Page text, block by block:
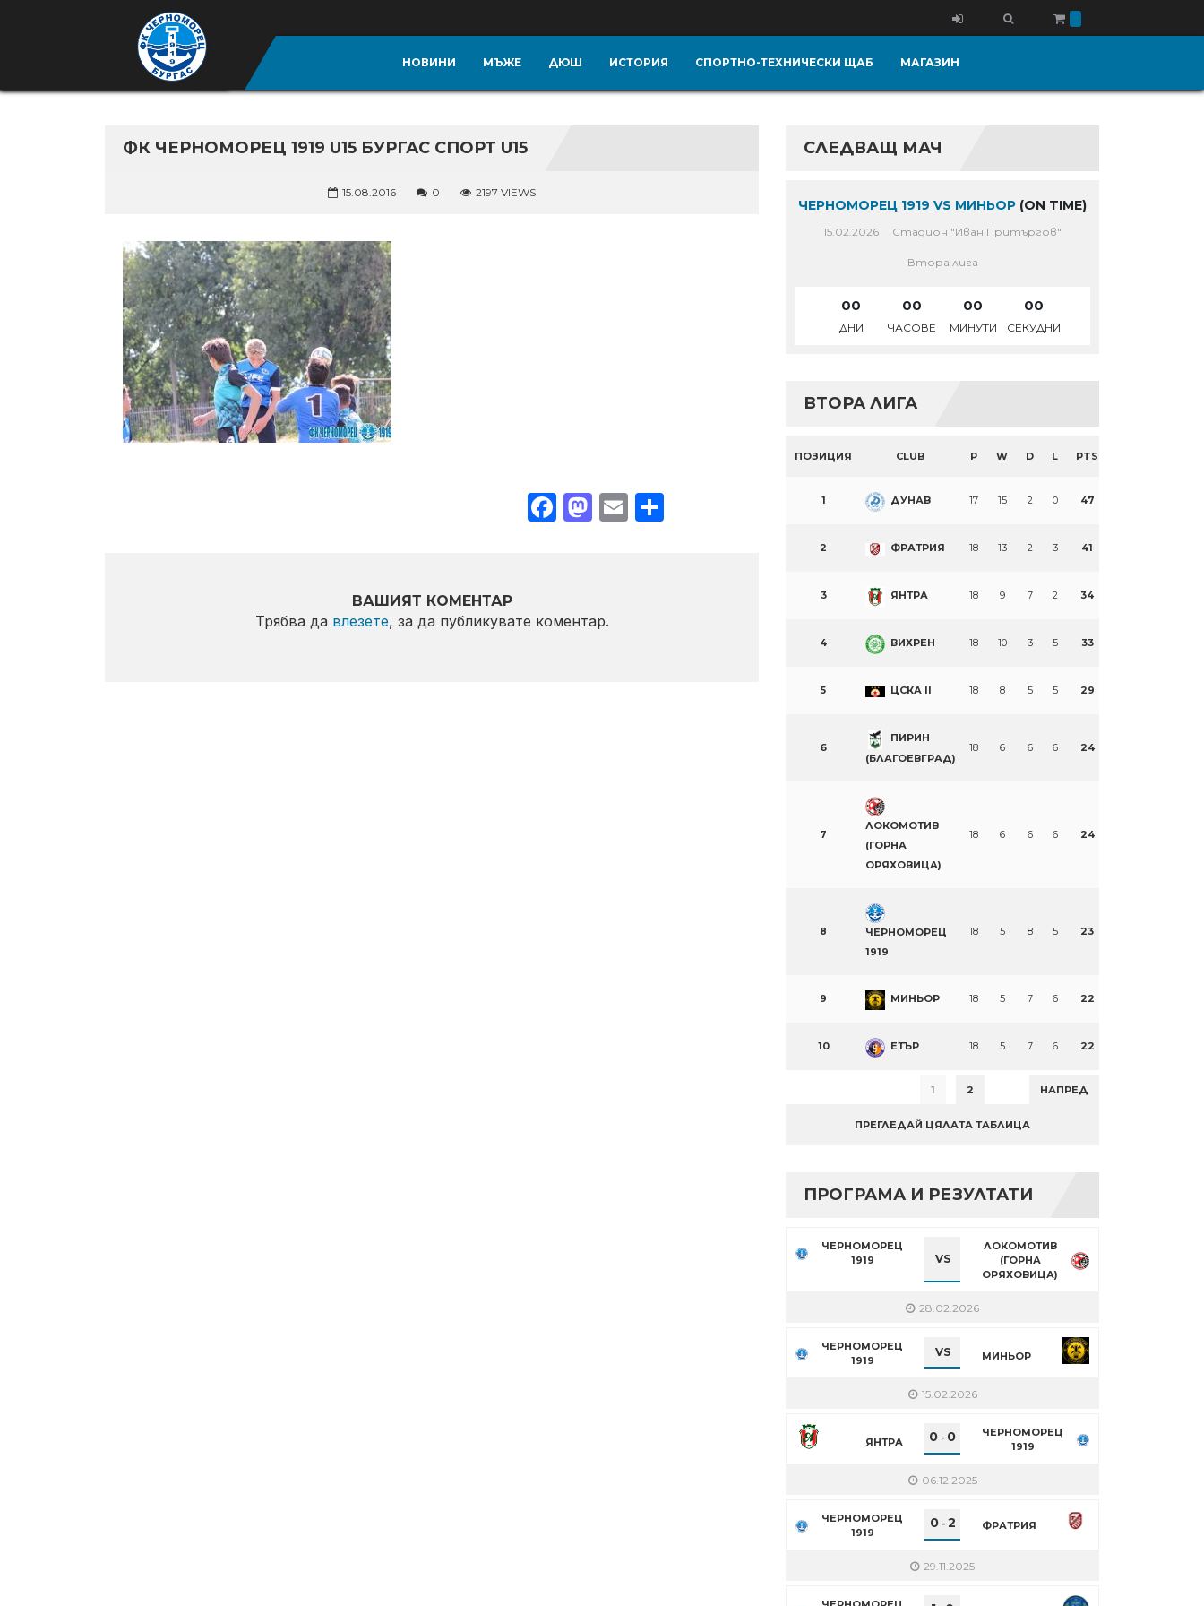
НОВИНИ МЪЖЕ ДЮШ ИСТОРИЯ СПОРТНО-ТЕХНИЧЕСКИ ЩАБ МАГАЗИН
ФК ЧЕРНОМОРЕЦ 1919 U15 БУРГАС СПОРТ U15
15.08.2016 0 2197 VIEWS
Facebook
Mastodon
EmailShare
ВАШИЯТ КОМЕНТАР
Трябва да влезете, за да публикувате коментар.
СЛЕДВАЩ МАЧ
ЧЕРНОМОРЕЦ 1919 VS МИНЬОР (ON TIME)
15.02.2026 Стадион "Иван Притъргов"
Втора лига
00
ДНИ
00
ЧАСОВЕ
00
МИНУТИ
00
СЕКУДНИ
ВТОРА ЛИГА
ПОЗИЦИЯ CLUB P W D L PTS
1 ДУНАВ 17 15 2 0 47
2 ФРАТРИЯ 18 13 2 3 41
3 ЯНТРА 18 9 7 2 34
4 ВИХРЕН 18 10 3 5 33
5 ЦСКА II 18 8 5 5 29
6
ПИРИН
(БЛАГОЕВГРАД)
18 6 6 6 24
7
ЛОКОМОТИВ
(ГОРНА
ОРЯХОВИЦА)
18 6 6 6 24
8
ЧЕРНОМОРЕЦ
1919
18 5 8 5 23
9 МИНЬОР 18 5 7 6 22
10 ЕТЪР 18 5 7 6 22
1 2 НАПРЕД
ПРЕГЛЕДАЙ ЦЯЛАТА ТАБЛИЦА
ПРОГРАМА И РЕЗУЛТАТИ
ЧЕРНОМОРЕЦ
1919
VS
ЛОКОМОТИВ
(ГОРНА
ОРЯХОВИЦА)
28.02.2026
ЧЕРНОМОРЕЦ
1919
VS МИНЬОР
15.02.2026
ЯНТРА 0 - 0
ЧЕРНОМОРЕЦ
1919
06.12.2025
ЧЕРНОМОРЕЦ
1919
0- 2 ФРАТРИЯ
29.11.2025